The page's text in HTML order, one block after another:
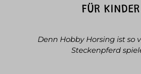
FÜR KINDER
Denn Hobby Horsing ist so
Steckenpferd